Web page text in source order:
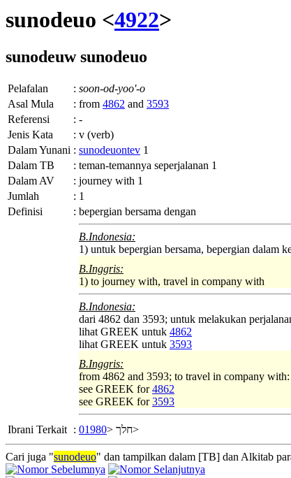
sunodeuo <4922>
sunodeuwsunodeuo
Pelafalan : soon-od-yoo'-o
Asal Mula
: from 4862 and 3593
Referensi
: -
Jenis Kata
: v (verb)
Dalam Yunani : sunodeuontev 1
Dalam TB
: teman-temannya seperjalanan 1
Dalam AV
: journey with 1
Jumlah
: 1
Definisi
: bepergian bersama dengan
B.Indonesia:
1) untuk bepergian bersama, bepergian dalam
B.Inggris:
1) to journey with, travel in company with
B.Indonesia:
dari 4862 dan 3593; untuk melakukan
lihat GREEK untuk 4862
lihat GREEK untuk 3593
B.Inggris:
from 4862 and 3593; to travel in company
see GREEK for4862
see GREEK for3593
Ibrani Terkait : חלך <01980 >
Cari juga "sunodeuo" dan tampilkan dalam [TB] dan Alkitab